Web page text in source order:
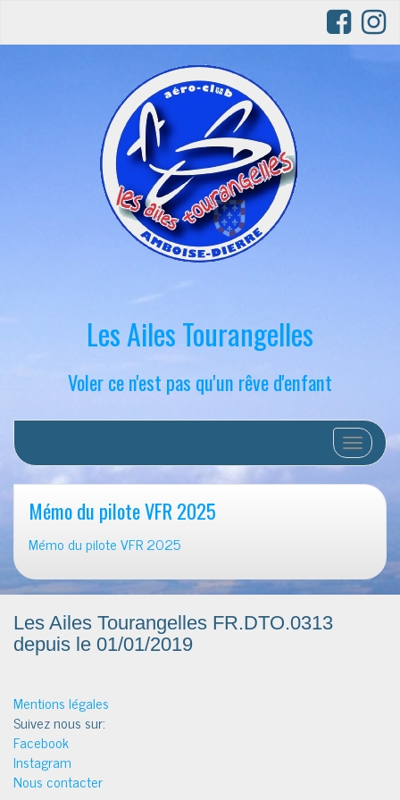
Les Ailes Tourangelles
Voler ce n'est pas qu'un rêve d'enfant
Afficher/
Mémo du pilote VFR 2025
Mémo du pilote VFR 2025
Les Ailes Tourangelles FR.DTO.0313
depuis le 01/01/2019
Mentions légales
Suivez nous sur:
Facebook
Instagram
Nous contacter